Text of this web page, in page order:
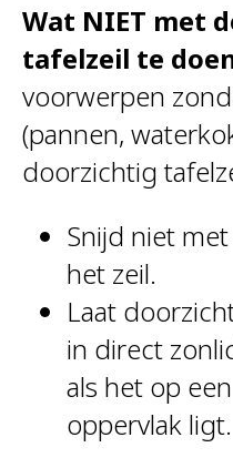
Wat NIET met
tafelzeil te
voorwerpen
(pannen,
doorzichtig
Snijd niet
het zeil.
Laat
in direct
als het op
oppervlak ligt.